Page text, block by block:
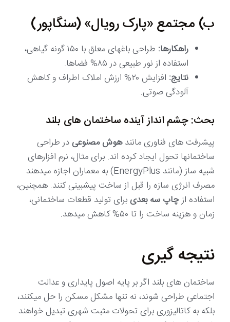
ب) مجتمع «پارک رویال» (سنگاپور)
راهکارها:
طراحی باغهای معلق با ۱۵۰ گونه گیاهی،
استفاده از نور طبیعی در ۸۵% فضاها.
نتایج:
افزایش ۲۰% ارزش املاک اطراف و کاهش
آلودگی صوتی.
بحث: چشم انداز آینده ساختمان های بلند
پیشرفت های فناوری مانندهوش مصنوعیدر طراحی
ساختمانها تحول ایجاد کرده اند. برای مثال، نرم افزارهای
شبیه ساز (مانند EnergyPlus) به معماران اجازه میدهند
مصرف انرژی سازه را قبل از ساخت پیشبینی کنند. همچنین،
استفاده از چاپ سه بعدیبرای تولید قطعات ساختمانی،
زمان و هزینه ساخت را تا ۵۰% کاهش میدهد.
نتیجه گیری
ساختمان های بلند اگر بر پایه اصول پایداری و عدالت
اجتماعی طراحی شوند، نه تنها مشکل مسکن را حل میکنند،
بلکه به کاتالیزوری برای تحولات مثبت شهری تبدیل خواهند